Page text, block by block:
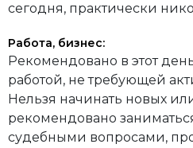
сегодня, практически
Работа, бизнес:
Рекомендовано в этот
работой, не требующей
Нельзя начинать новых
рекомендовано
судебными вопросами,